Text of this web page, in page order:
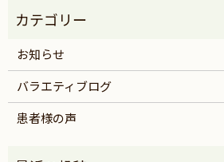
お知らせ
バラエティブログ
患者様の声